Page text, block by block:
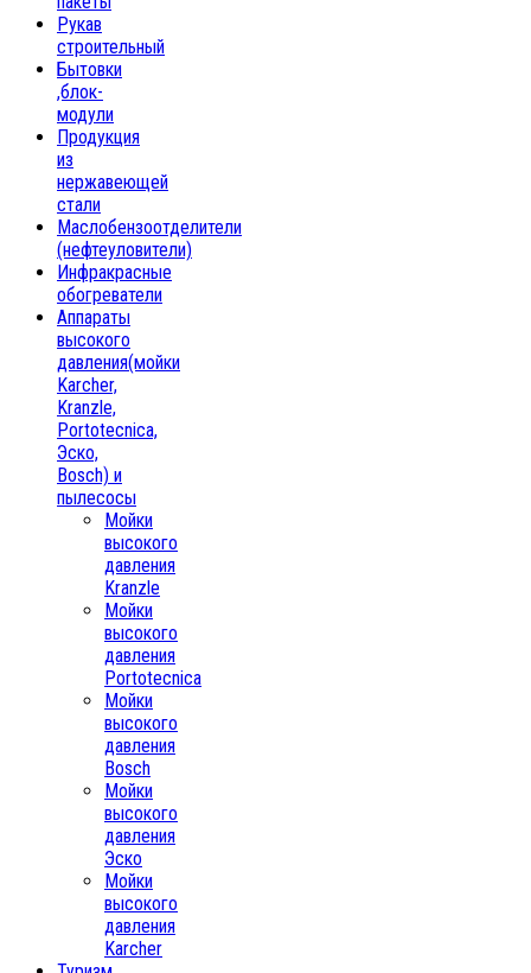
Рукав
строительный
Бытовки
,блок-
модули
Продукция
из
нержавеющей
стали
Маслобензоотделители
(нефтеуловители)
Инфракрасные
обогреватели
Аппараты
высокого
давления(мойки
Karcher,
Kranzle,
Portotecnica,
Эско,
Bosch) и
пылесосы
Мойки
высокого
давления
Kranzle
Мойки
высокого
давления
Portotecnica
Мойки
высокого
давления
Bosch
Мойки
высокого
давления
Эско
Мойки
высокого
давления
Karcher